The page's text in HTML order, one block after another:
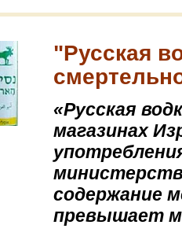
"Русская
«Русская
магазинах
содержание
превышает